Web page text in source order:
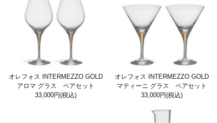
オレフォス INTERMEZZO GOLD
アロマ グラス ペアセット
33,000円(税込)
オレフォス INTERMEZZO GOLD
マティーニ グラス ペアセット
33,000円(税込)